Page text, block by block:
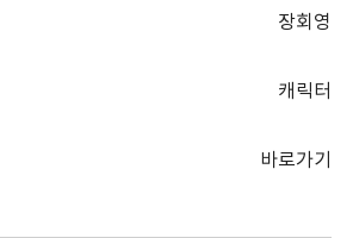
장회영
캐릭터
바로가기